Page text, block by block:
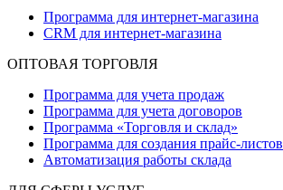
Программа для интернет-магазина
CRM для интернет-магазина
ОПТОВАЯ ТОРГОВЛЯ
Программа для учета продаж
Программа для учета договоров
Программа «Торговля и склад»
Программа для создания прайс‑листов
Автоматизация работы склада